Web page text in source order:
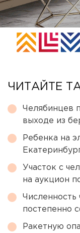
ЧИТАЙТЕ
Челябинцев
выходе из
Ребенка на
Участок с
на аукцион
Численность
постепенно
Ракетную